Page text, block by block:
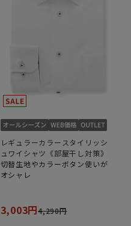
レギュラーカラースタイリッシ
ュワイシャツ《部屋干し対策》
切替生地やカラーボタン使いが
オシャレ
3,003円4,290円